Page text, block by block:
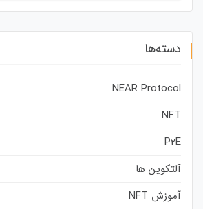
دسته‌ها
NEAR Protocol
NFT
P2E
آلتکوین ها
آموزش NFT